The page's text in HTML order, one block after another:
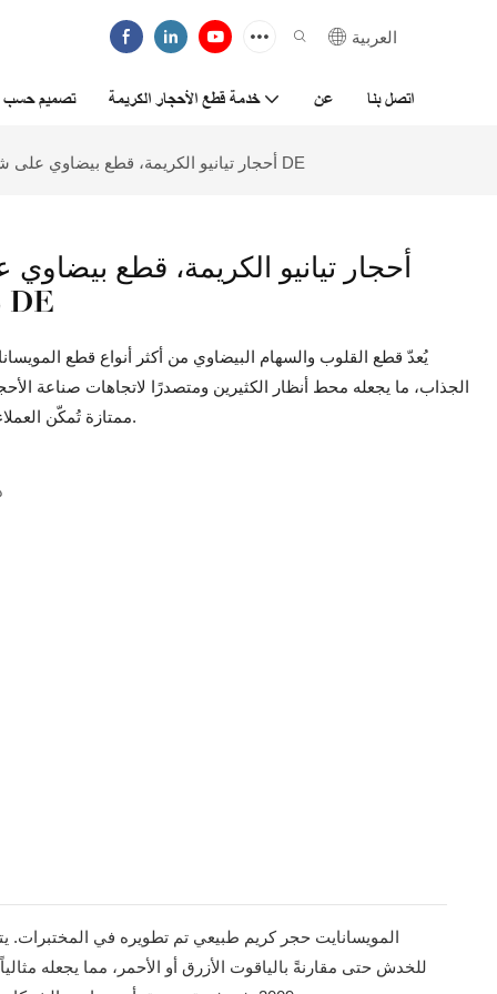
العربية
تصميم حسب خدمة قطع الأحجار الكريمة عن اتصل بنا
أحجار تيانيو الكريمة، قطع بيضاوي على شكل قلوب وأسهم، ماس صناعي، مويسانيت أبيض، لون DE
أحجار تيانيو الكريمة، قطع
صناعي، مويسانيت أبيض، لون DE
يُعدّ قطع القلوب والسهام البيضاوي من أكثر أنواع قطع
الجذاب، ما يجعله محط أنظار الكثيرين ومتصدرًا لاتجاهات صناعة
ممتازة تُمكّن العملاء من تحقيق مكاسب غير متوقعة وتوفير مبالغ كبيرة.
للخدش حتى مقارنةً بالياقوت الأزرق أو الأحمر، مما يجعله